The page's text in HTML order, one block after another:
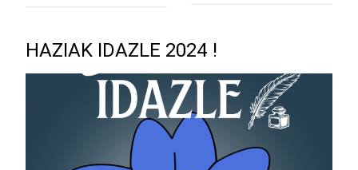
HAZIAK IDAZLE 2024 !